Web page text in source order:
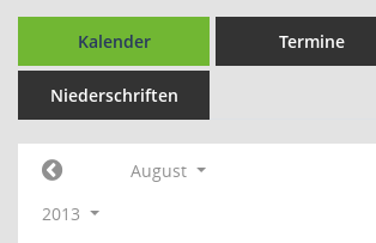
Kalender Termine
Niederschriften
August
2013